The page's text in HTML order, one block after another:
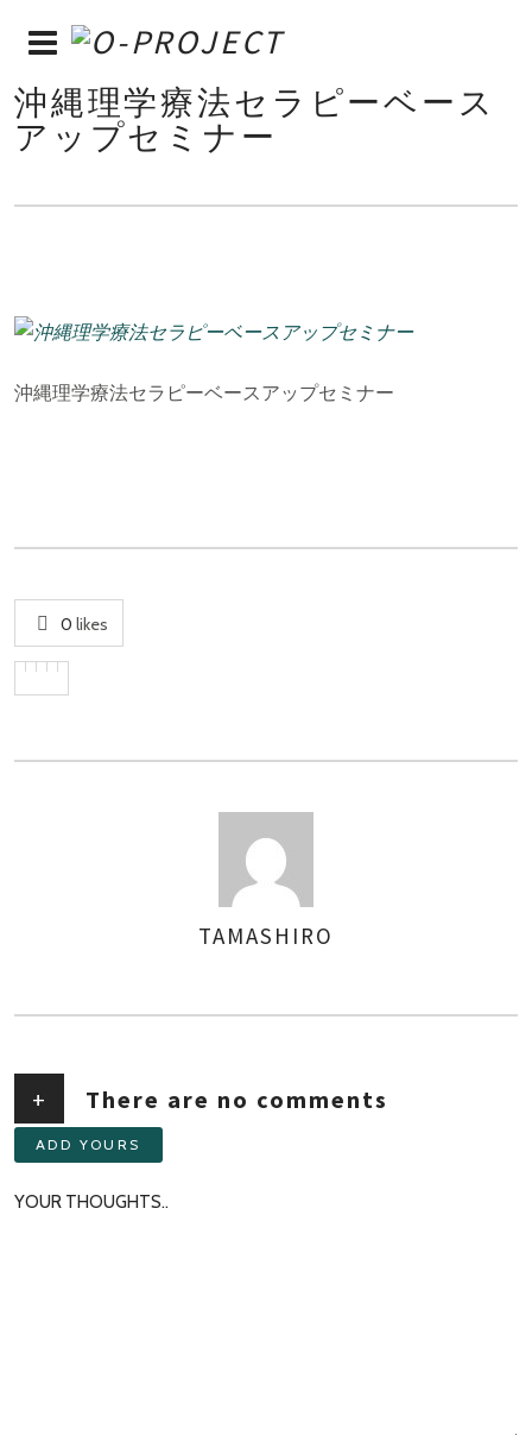
沖縄理学療法セラピーベース
アップセミナー
沖縄理学療法セラピーベースアップセミナー
0 likes
TAMASHIRO
+ There are no comments
ADD YOURS